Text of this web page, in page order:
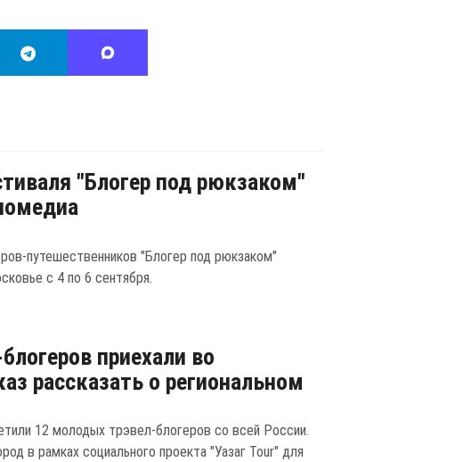
"Блогер под рюкзаком"
путешественников "Блогер под рюкзаком"
с 4 по 6 сентября.
приехали во
рассказать о региональном
12 молодых трэвел-блогеров со всей России.
в рамках социального проекта "Уазаг Tour" для